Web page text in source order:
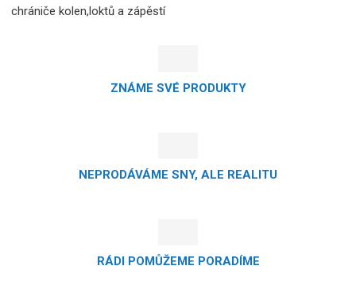
chrániče kolen,loktů a zápěstí
ZNÁME SVÉ PRODUKTY
NEPRODÁVÁME SNY, ALE REALITU
RÁDI POMŮŽEME PORADÍME